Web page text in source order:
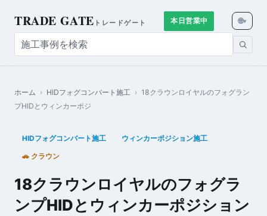
TRADE GATE トレードゲート 本日営業中 🌐▾
ホーム › HIDフォグコンバート施工 › 18クラウンロイヤルのフォグラン
プHIDとウィンカーポジ
HIDフォグコンバート施工 ウィンカーポジション施工
🚗 クラウン
18クラウンロイヤルのフォグラ
ンプHIDとウィンカーポジション